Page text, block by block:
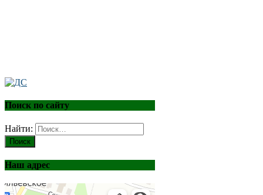
Поиск по сайту
Найти:
Наш адрес